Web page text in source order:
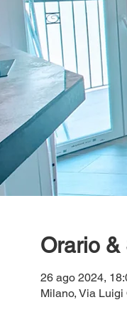
Orario &
26 ago 2024,
Milano, Via Luigi